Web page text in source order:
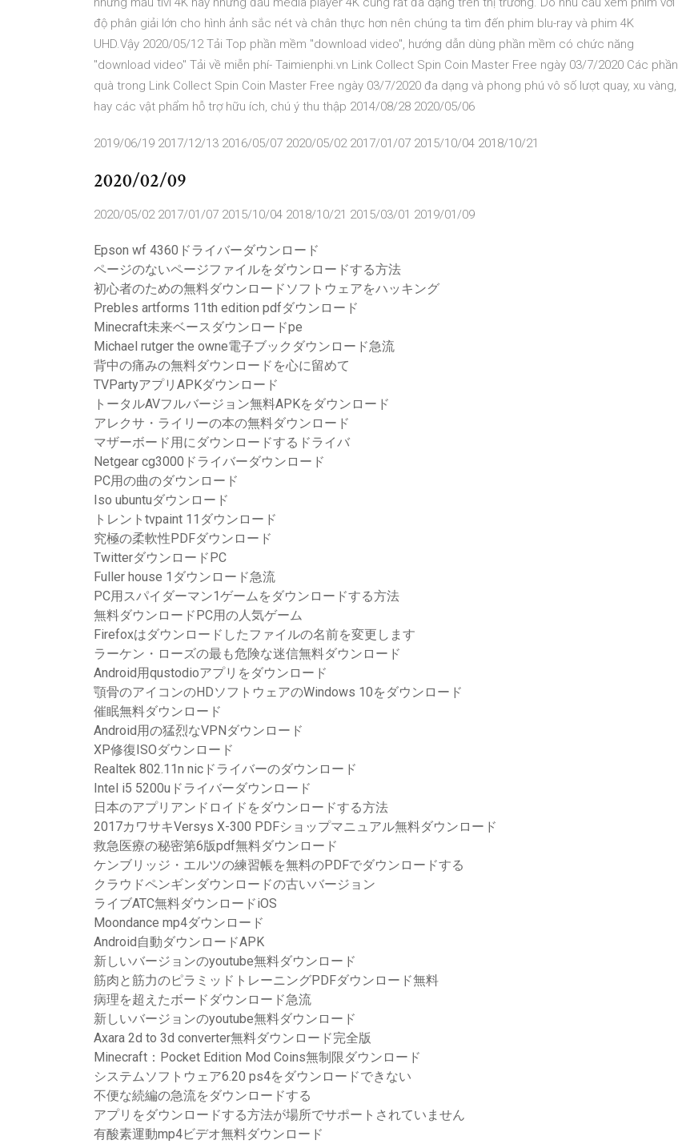
độ phân giải lớn cho hình ảnh sắc nét và chân thực hơn nên chúng ta tìm đến phim blu-ray và phim 4K
UHD.Vậy 2020/05/12 Tải Top phần mềm "download video", hướng dẫn dùng phần mềm có chức năng
"download video" Tải về miễn phí- Taimienphi.vn Link Collect Spin Coin Master Free ngày 03/7/2020 Các phần
quà trong Link Collect Spin Coin Master Free ngày 03/7/2020 đa dạng và phong phú vô số lượt quay, xu vàng,
hay các vật phẩm hỗ trợ hữu ích, chú ý thu thập 2014/08/28 2020/05/06
2019/06/19 2017/12/13 2016/05/07 2020/05/02 2017/01/07 2015/10/04 2018/10/21
2020/02/09
2020/05/02 2017/01/07 2015/10/04 2018/10/21 2015/03/01 2019/01/09
Epson wf 4360ドライバーダウンロード
ページのないページファイルをダウンロードする方法
初心者のための無料ダウンロードソフトウェアをハッキング
Prebles artforms 11th edition pdfダウンロード
Minecraft未来ベースダウンロードpe
Michael rutger the owne電子ブックダウンロード急流
背中の痛みの無料ダウンロードを心に留めて
TVPartyアプリAPKダウンロード
トータルAVフルバージョン無料APKをダウンロード
アレクサ・ライリーの本の無料ダウンロード
マザーボード用にダウンロードするドライバ
Netgear cg3000ドライバーダウンロード
PC用の曲のダウンロード
Iso ubuntuダウンロード
トレントtvpaint 11ダウンロード
究極の柔軟性PDFダウンロード
TwitterダウンロードPC
Fuller house 1ダウンロード急流
PC用スパイダーマン1ゲームをダウンロードする方法
無料ダウンロードPC用の人気ゲーム
Firefoxはダウンロードしたファイルの名前を変更します
ラーケン・ローズの最も危険な迷信無料ダウンロード
Android用qustodioアプリをダウンロード
顎骨のアイコンのHDソフトウェアのWindows 10をダウンロード
催眠無料ダウンロード
Android用の猛烈なVPNダウンロード
XP修復ISOダウンロード
Realtek 802.11n nicドライバーのダウンロード
Intel i5 5200uドライバーダウンロード
日本のアプリアンドロイドをダウンロードする方法
2017カワサキVersys X-300 PDFショップマニュアル無料ダウンロード
救急医療の秘密第6版pdf無料ダウンロード
ケンブリッジ・エルツの練習帳を無料のPDFでダウンロードする
クラウドペンギンダウンロードの古いバージョン
ライブATC無料ダウンロードiOS
Moondance mp4ダウンロード
Android自動ダウンロードAPK
新しいバージョンのyoutube無料ダウンロード
筋肉と筋力のピラミッドトレーニングPDFダウンロード無料
病理を超えたボードダウンロード急流
新しいバージョンのyoutube無料ダウンロード
Axara 2d to 3d converter無料ダウンロード完全版
Minecraft：Pocket Edition Mod Coins無制限ダウンロード
システムソフトウェア6.20 ps4をダウンロードできない
不便な続編の急流をダウンロードする
アプリをダウンロードする方法が場所でサポートされていません
有酸素運動mp4ビデオ無料ダウンロード